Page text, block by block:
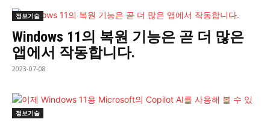
정보기술
Windows 11의 복원 기능은 곧 더 많은
앱에서 작동합니다.
2023-07-08
정보기술